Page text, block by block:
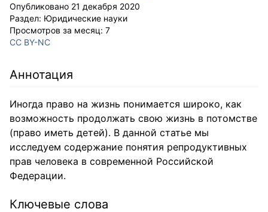
Опубликовано 21 декабря 2020
Раздел: Юридические науки
Просмотров за месяц: 7
CC BY-NC
Аннотация
Иногда право на жизнь понимается широко, как
возможность продолжать свою жизнь в потомстве
(право иметь детей). В данной статье мы
исследуем содержание понятия репродуктивных
прав человека в современной Российской
Федерации.
Ключевые слова